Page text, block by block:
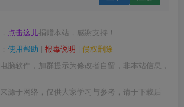
点击这儿捐赠本站，感谢支持！
使用帮助 | 报毒说明 | 侵权删除
脑软件，加群提示为修改者自留，非本站信息，
源于网络，仅供大家学习与参考，请于下载后